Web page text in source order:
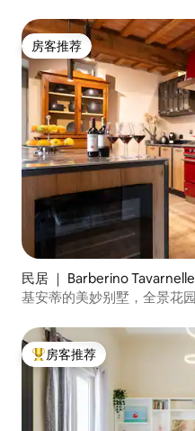
房客推荐
房客推荐
民居 ｜ Barberino Tavarnelle
基安蒂的美妙别墅，全景花园
热门「房客推荐」
房客推荐